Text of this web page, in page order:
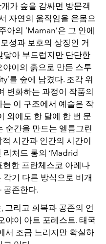
가 숲을 감싸면 방문객
자연의 움직임을 온몸으
아의 ‘Maman’은 그 안에
성과 보호의 상징인 거
닿아 부드럽지만 단단한
이의 흙으로 만든 스투
를 숲에 남겼다. 조각 위
변화하는 과정이 작품의
이 구조에서 예술은 작
외에도 한 달에 한 번 문
순간을 만드는 엘름그린
적 시간과 인간의 시간이
처드 롱의 ‘Madrid
현한 프란체스코 아레나
각기 다른 방식으로 비개
공존한다.
그리고 회복과 공존의 언
야이 아트 포레스트. 태국
서 조금 느리지만 확실하